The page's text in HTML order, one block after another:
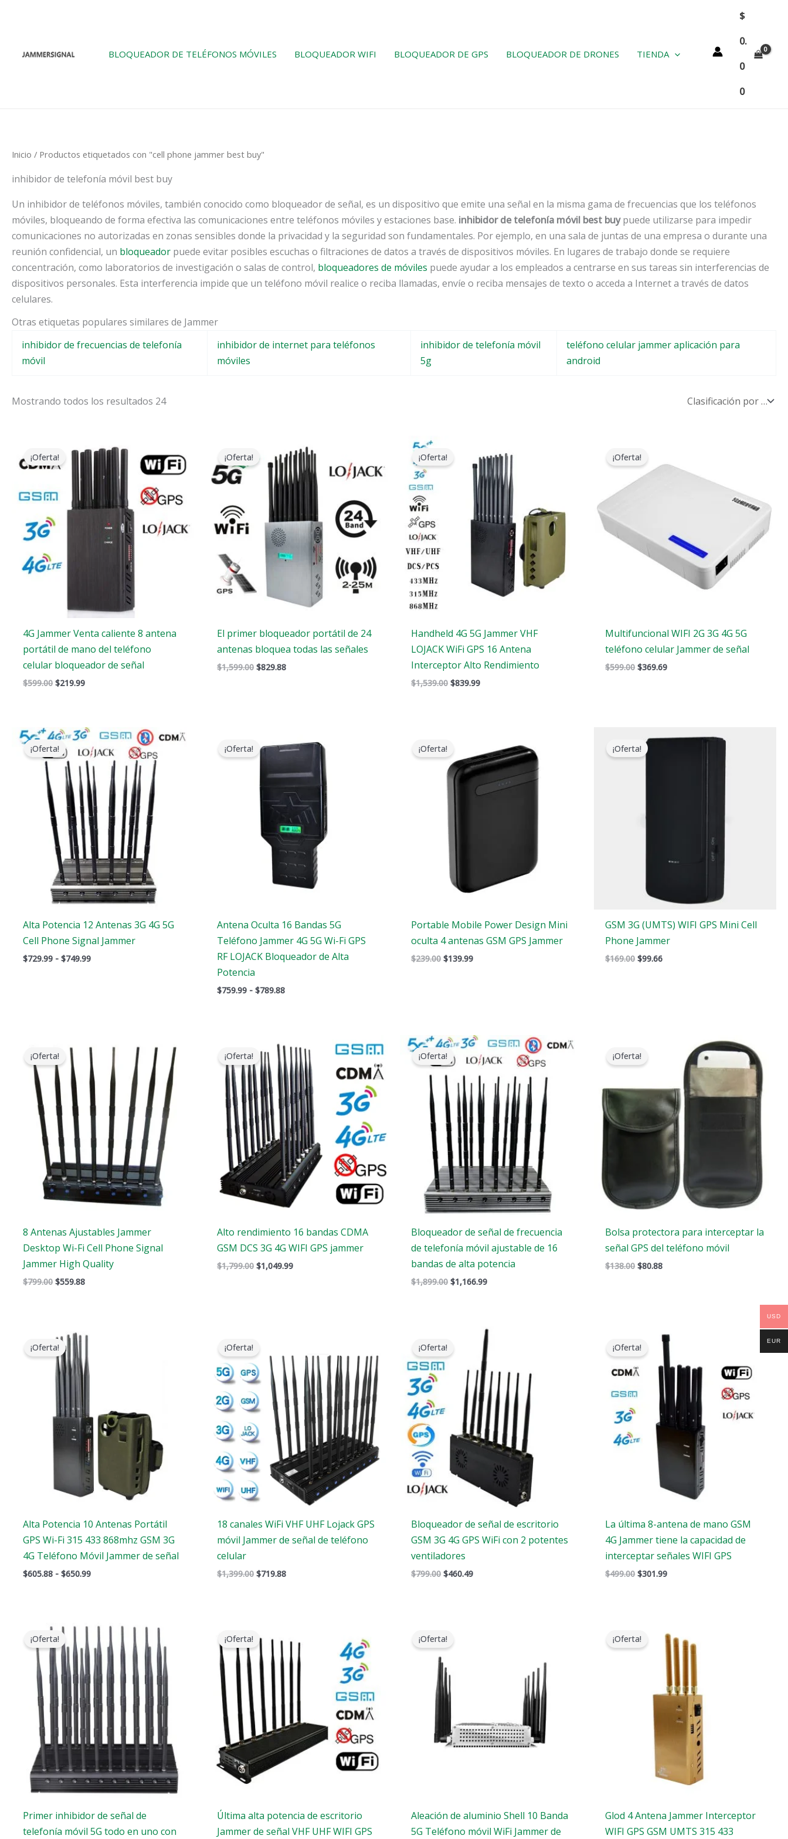
BLOQUEADOR DE TELÉFONOS MÓVILES BLOQUEADOR WIFI BLOQUEADOR DE GPS BLOQUEADOR DE DRONES TIENDA
$
0.
0
0
Inicio / Productos etiquetados con "cell phone jammer best buy"
inhibidor de telefonía móvil best buy
Un inhibidor de teléfonos móviles, también conocido como bloqueador de señal, es un dispositivo que emite una señal en la misma gama de frecuencias que los teléfonos
móviles, bloqueando de forma efectiva las comunicaciones entre teléfonos móviles y estaciones base. inhibidor de telefonía móvil best buypuede utilizarse para impedir
comunicaciones no autorizadas en zonas sensibles donde la privacidad y la seguridad son fundamentales. Por ejemplo, en una sala de juntas de una empresa o durante una
reunión confidencial, un bloqueador puede evitar posibles escuchas o filtraciones de datos a través de dispositivos móviles. En lugares de trabajo donde se requiere
concentración, como laboratorios de investigación o salas de control, bloqueadores de móviles puede ayudar a los empleados a centrarse en sus tareas sin interferencias de
dispositivos personales. Esta interferencia impide que un teléfono móvil realice o reciba llamadas, envíe o reciba mensajes de texto o acceda a Internet a través de datos
celulares.
Otras etiquetas populares similares de Jammer
inhibidor de frecuencias de telefonía
móvil
inhibidor de internet para teléfonos
móviles
inhibidor de telefonía móvil
5g
teléfono celular jammer aplicación para
android
Mostrando todos los resultados 24
¡Oferta!
4G Jammer Venta caliente 8 antena
portátil de mano del teléfono
celular bloqueador de señal
$599.00
precio
original
era:
$599.00.
$219.99
precio
actual
es:
$219.99.
¡Oferta!
El primer bloqueador portátil de 24
antenas bloquea todas las señales
$1,599.00
original
$1,599.00.
$829.88
precio
actual
es:
$829.88.
¡Oferta!
Handheld 4G 5G Jammer VHF
LOJACK WiFi GPS 16 Antena
Interceptor Alto Rendimiento
$1,539.00
original
$1,539.00.
$839.99
precio
actual
es:
$839.99.
¡Oferta!
Multifuncional WIFI 2G 3G 4G 5G
teléfono celular Jammer de señal
$599.00
original
era:
$599.00.
$369.69
¡Oferta!
Alta Potencia 12 Antenas 3G 4G 5G
Cell Phone Signal Jammer
$729.99 - $749.99
Gama
de
precios:
$729.99
a
$749.99
¡Oferta!
Antena Oculta 16 Bandas 5G
Teléfono Jammer 4G 5G Wi-Fi GPS
RF LOJACK Bloqueador de Alta
Potencia
$759.99 - $789.88
de
precios:
a
$789.88
¡Oferta!
Portable Mobile Power Design Mini
oculta 4 antenas GSM GPS Jammer
$239.00
original
era:
$239.00.
$139.99
actual
es:
$139.99.
¡Oferta!
GSM 3G (UMTS) WIFI GPS Mini Cell
Phone Jammer
$169.00
precio
original
$99.66
¡Oferta!
8 Antenas Ajustables Jammer
Desktop Wi-Fi Cell Phone Signal
Jammer High Quality
$799.00
precio
original
era:
$799.00.
$559.88
precio
actual
es:
$559.88.
¡Oferta!
Alto rendimiento 16 bandas CDMA
GSM DCS 3G 4G WIFI GPS jammer
$1,799.00
precio
original
era:
$1,799.00.
$1,049.99
precio
actual
es:
$1,049.99.
¡Oferta!
Bloqueador de señal de frecuencia
de telefonía móvil ajustable de 16
bandas de alta potencia
$1,899.00
El
precio
original
$1,899.00.
$1,166.99
El
precio
actual
$1,166.99.
¡Oferta!
Bolsa protectora para interceptar la
señal GPS del teléfono móvil
$138.00
original
$80.88
actual
¡Oferta!
Alta Potencia 10 Antenas Portátil
GPS Wi-Fi 315 433 868mhz GSM 3G
4G Teléfono Móvil Jammer de señal
$605.88 - $650.99
¡Oferta!
18 canales WiFi VHF UHF Lojack GPS
móvil Jammer de señal de teléfono
celular
$1,399.00
era:
$1,399.00.
$719.88
es:
$719.88.
¡Oferta!
Bloqueador de señal de escritorio
GSM 3G 4G GPS WiFi con 2 potentes
ventiladores
$799.00
original
era:
$799.00.
$460.49
precio
actual
es:
$460.49.
¡Oferta!
La última 8-antena de mano GSM
4G Jammer tiene la capacidad de
interceptar señales WIFI GPS
$499.00
precio
original
$499.00.
$301.99
precio
actual
es:
$301.99.
¡Oferta!
Primer inhibidor de señal de
telefonía móvil 5G todo en uno con
precio
original
era:
$1,399.00.
precio
actual
es:
$749.99.
¡Oferta!
Última alta potencia de escritorio
Jammer de señal VHF UHF WIFI GPS
original
era:
$1,399.00.
actual
$719.89.
¡Oferta!
Aleación de aluminio Shell 10 Banda
5G Teléfono móvil WiFi Jammer de
original
$699.00.
¡Oferta!
Glod 4 Antena Jammer Interceptor
WIFI GPS GSM UMTS 315 433
original
$319.00.
precio
actual
es:
$169.66.
USD
EUR